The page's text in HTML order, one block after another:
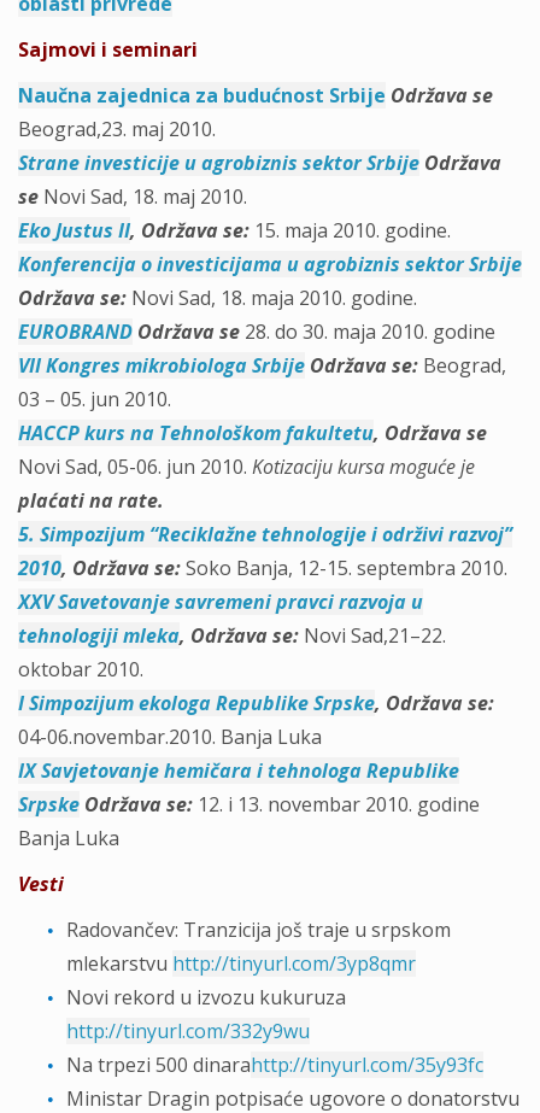
Sajmovi i seminari
Naučna zajednica za budućnost Srbije Održava se
Beograd,23. maj 2010.
Strane investicije u agrobiznis sektor Srbije Održava
se Novi Sad, 18. maj 2010.
Eko Justus II, Održava se: 15. maja 2010. godine.
Konferencija o investicijama u agrobiznis sektor Srbije
Održava se: Novi Sad, 18. maja 2010. godine.
EUROBRAND Održava se 28. do 30. maja 2010. godine
VII Kongres mikrobiologa Srbije Održava se: Beograd,
03 – 05. jun 2010.
HACCP kurs na Tehnološkom fakultetu, Održava se
Novi Sad, 05-06. jun 2010. Kotizaciju kursa moguće je
plaćati na rate.
5. Simpozijum “Reciklažne tehnologije i održivi razvoj”
2010, Održava se:Soko Banja, 12-15. septembra 2010.
XXV Savetovanje savremeni pravci razvoja u
tehnologiji mleka, Održava se: Novi Sad,21–22.
oktobar 2010.
I Simpozijum ekologa Republike Srpske, Održava se:
04-06.novembar.2010. Banja Luka
IX Savjetovanje hemičara i tehnologa Republike
Srpske Održava se: 12. i 13. novembar 2010. godine
Banja Luka
Vesti
Radovančev: Tranzicija još traje u srpskom
mlekarstvu http://tinyurl.com/3yp8qmr
Novi rekord u izvozu kukuruza
http://tinyurl.com/332y9wu
Na trpezi 500 dinarahttp://tinyurl.com/35y93fc
Ministar Dragin potpisaće ugovore o donatorstvu